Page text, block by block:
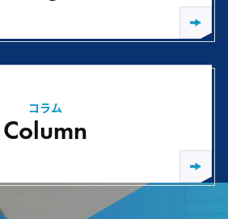
コラム
Column